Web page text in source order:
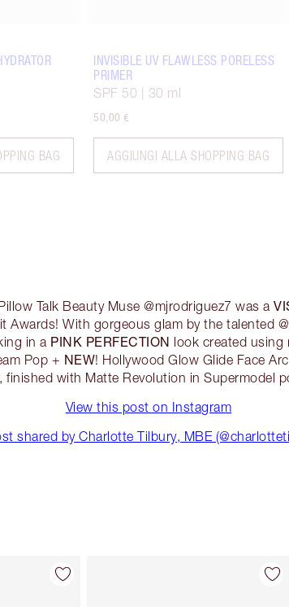
BAG
INVISIBLE UV FLAWLESS PORELESS
PRIMER
SPF 50 | 30 ml
50,00 €
AGGIUNGI ALLA SHOPPING BAG
Talk Beauty Muse @mjrodriguez7 was a
Awards! With gorgeous glam by the talented
in a PINK PERFECTION look created using
Pop + NEW! Hollywood Glow Glide Face
finished with Matte Revolution in Supermodel
View this post on Instagram
shared by Charlotte Tilbury, MBE
2 di 83 Articolo 3 di 83